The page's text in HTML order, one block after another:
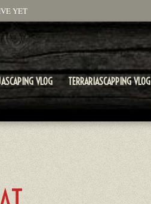
YET
VLOG
TERRARIASCAPPING VLOG